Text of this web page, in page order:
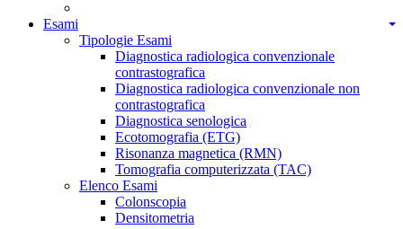
Esami
Tipologie Esami
Diagnostica radiologica convenzionale
contrastografica
Diagnostica radiologica convenzionale non
contrastografica
Diagnostica senologica
Ecotomografia (ETG)
Risonanza magnetica (RMN)
Tomografia computerizzata (TAC)
Elenco Esami
Colonscopia
Densitometria